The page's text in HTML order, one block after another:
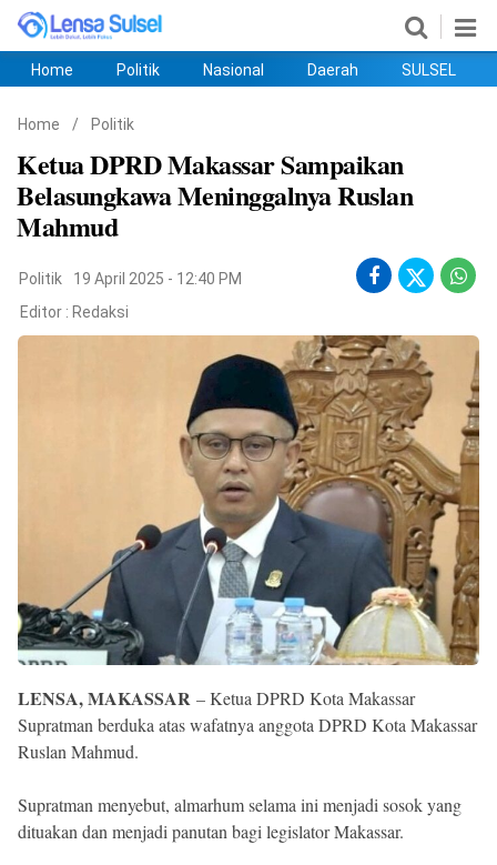
Home Politik Nasional Daerah SULSEL
Home / Politik
Ketua DPRD Makassar Sampaikan
Belasungkawa Meninggalnya Ruslan
Mahmud
Politik
19 April 2025 - 12:40 PM
Editor : Redaksi
LENSA, MAKASSAR – Ketua DPRD Kota Makassar
Supratman berduka atas wafatnya anggota DPRD Kota Makassar
Ruslan Mahmud.
Supratman menyebut, almarhum selama ini menjadi sosok yang
dituakan dan menjadi panutan bagi legislator Makassar.